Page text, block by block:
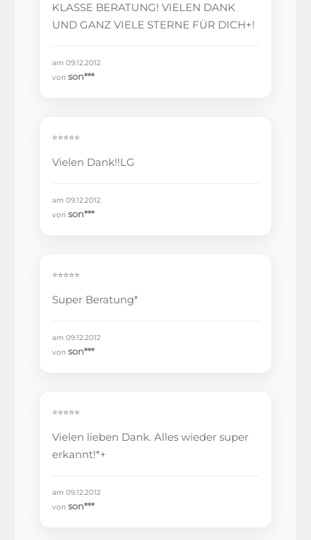
KLASSE BERATUNG! VIELEN DANK
UND GANZ VIELE STERNE FÜR DICH+!
am 09.12.2012
vonson***
⭐⭐⭐⭐⭐
Vielen Dank!!LG
am 09.12.2012
vonson***
⭐⭐⭐⭐⭐
Super Beratung*
am 09.12.2012
vonson***
⭐⭐⭐⭐⭐
Vielen lieben Dank. Alles wieder super
erkannt!*+
am 09.12.2012
vonson***